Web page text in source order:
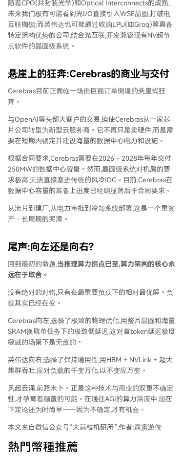
随着CPO(共封装光学)和Optical Interconnects的成熟,
未来我们极有可能看到光I/O直接引入WSE晶圆,打破电
互联枷锁;而英伟达也可能通过收购LPU(如Groq)等具备
特定架构优势的公司,结合光互联,开发兼容现有NV超节
点软件的晶圆级系统。
悬崖上的狂奔:Cerebras的商业与交付
Cerebras目前正面临一场由巨额订单倒逼的悬崖式狂
奔。
与OpenAI等头部大客户的交易,迫使Cerebras从一家芯
片公司转型为新型云服务商。它不再只是卖硬件,而是需
要在短期内锁定并建设海量的数据中心电力和设施。
根据合同要求,Cerebras需要在2026 - 2028年每年交付
250MW的数据中心容量。然而,晶圆级系统对机房的要
求极高,无法直接塞进传统的风冷IDC。目前,Cerebras在
数据中心容量的筹备上进度已经明显落后于合同要求。
从流片到建厂,从电力审批到冷却系统部署,这是一个重资
产、长周期的泥潭。
尾声:向左还是向右?
回到最初的命题,当推理算力拐点已至,算力架构的核心永
远在于取舍。
没有绝对的对错,只有在最重要负载下的相对最优解。负
载其实已经在变。
Cerebras向左,选择了极致的物理优化,用整片晶圆和海量
SRAM换取单任务下的极致低延迟,这对首token延迟极度
敏感的场景下是无敌的。
英伟达向右,选择了保持通用性,用HBM + NVLink + 超大
集群吞吐,应对负载的千变万化,以不变应万变。
风起云涌,前路未卜。正是这种技术与商业的双重不确定
性,才孕育着颠覆的可能。在通往AGI的算力洪流中,现在
下定论还为时尚早——因为不确定,才有机会。
本文来自微信公众号“大蒜粒机研所”,作者:霹雳游侠
熱門幣種推薦